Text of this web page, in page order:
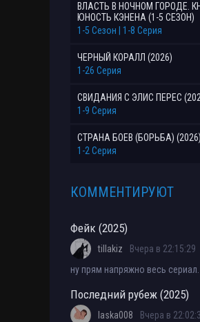
ВЛАСТЬ В НОЧНОМ ГОРОДЕ.
ЮНОСТЬ КЭНЕНА (1-5 СЕЗОН)
1-5 Сезон | 1-8 Серия
ЧЕРНЫЙ КОРАЛЛ (2026)
1-26 Серия
СВИДАНИЯ С ЭЛИС ПЕРЕС
1-9 Серия
СТРАНА БОЕВ (БОРЬБА) (2026)
1-2 Серия
КОММЕНТИРУЮТ
Фейк (2025)
tillakiz
Вчера в 22:15:29
ну прям напряжно весь сериал.
Последний рубеж (2025)
laska008
Вчера в